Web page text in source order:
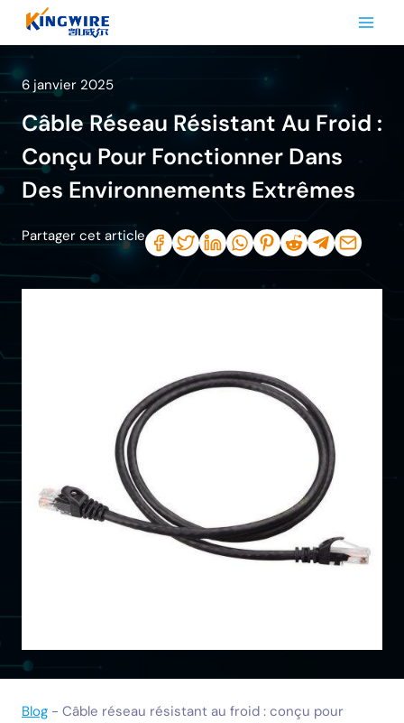
Aller
contenu
6 janvier 2025
Câble Réseau Résistant Au Froid :
Conçu Pour Fonctionner Dans
Des Environnements Extrêmes
Partager cet article
Blog - Câble réseau résistant au froid : conçu pour